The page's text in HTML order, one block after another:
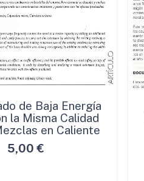
de Baja Energía
la Misma Calidad
en Caliente
5,00 €